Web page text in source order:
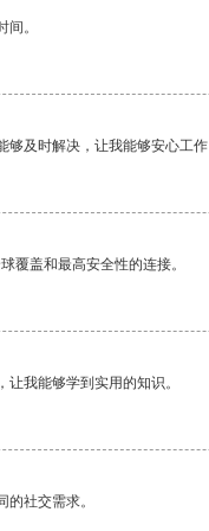
。
够及时解决，让我能够安心工
覆盖和最高安全性的连接。
我能够学到实用的知识。
社交需求。